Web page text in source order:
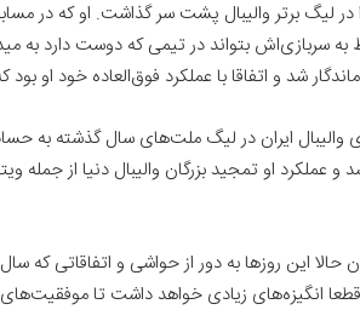
لیگ برتر والیبال پشت سر گذاشت. او که در
سربازی‌اش بتواند در تیمی که دوست دارد به
شد و اتفاقا با عملکرد فوق‌العاده خود او
والیبال ایران در لیگ ملت‌های سال گذشته به
او تمجید بزرگان والیبال دنیا از جمله
این روزها به دور از حواشی و اتفاقاتی که
انگیزه‌های زیادی خواهد داشت تا موفقیت‌های